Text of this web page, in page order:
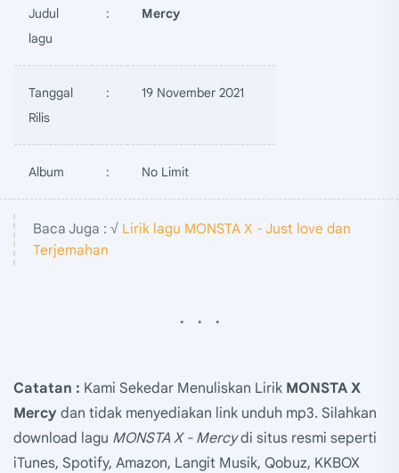
Judul
lagu
: Mercy
Tanggal
Rilis
: 19 November 2021
Album : No Limit
Baca Juga : √ Lirik lagu MONSTA X - Just love dan
Terjemahan
Catatan : Kami Sekedar Menuliskan Lirik MONSTA X
Mercy dan tidak menyediakan link unduh mp3. Silahkan
download lagu MONSTA X - Mercydi situs resmi seperti
iTunes, Spotify, Amazon, Langit Musik, Qobuz, KKBOX